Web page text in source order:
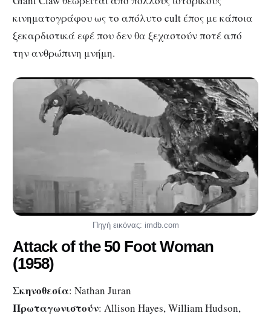
κινηματογράφου ως το απόλυτο cult έπος με κάποια
ξεκαρδιστικά εφέ που δεν θα ξεχαστούν ποτέ από
την ανθρώπινη μνήμη.
Πηγή εικόνας: imdb.com
Attack of the 50 Foot Woman
(1958)
Σκηνοθεσία: Nathan Juran
Πρωταγωνιστούν: Allison Hayes, William Hudson,